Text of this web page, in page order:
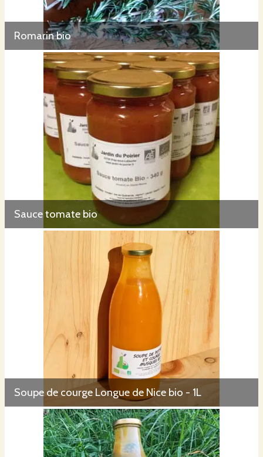
Romarin bio
Sauce tomate bio
Soupe de courge Longue de Nice bio - 1L